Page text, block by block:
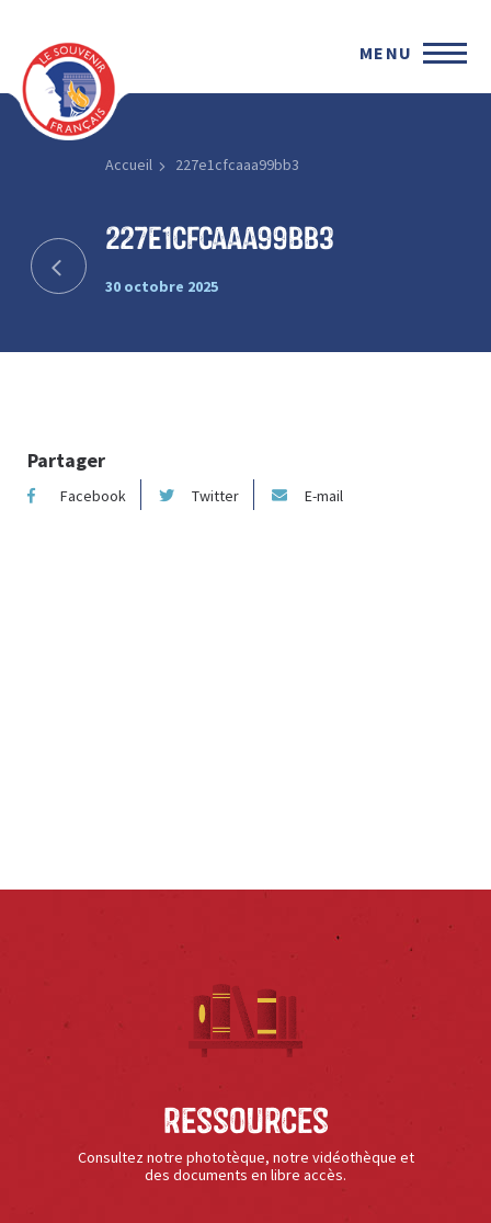
MENU
Accueil 227e1cfcaaa99bb3
227e1cfcaaa99bb3
30 octobre 2025
Partager
Facebook Twitter E-mail
Ressources
Consultez notre phototèque, notre vidéothèque et
des documents en libre accès.